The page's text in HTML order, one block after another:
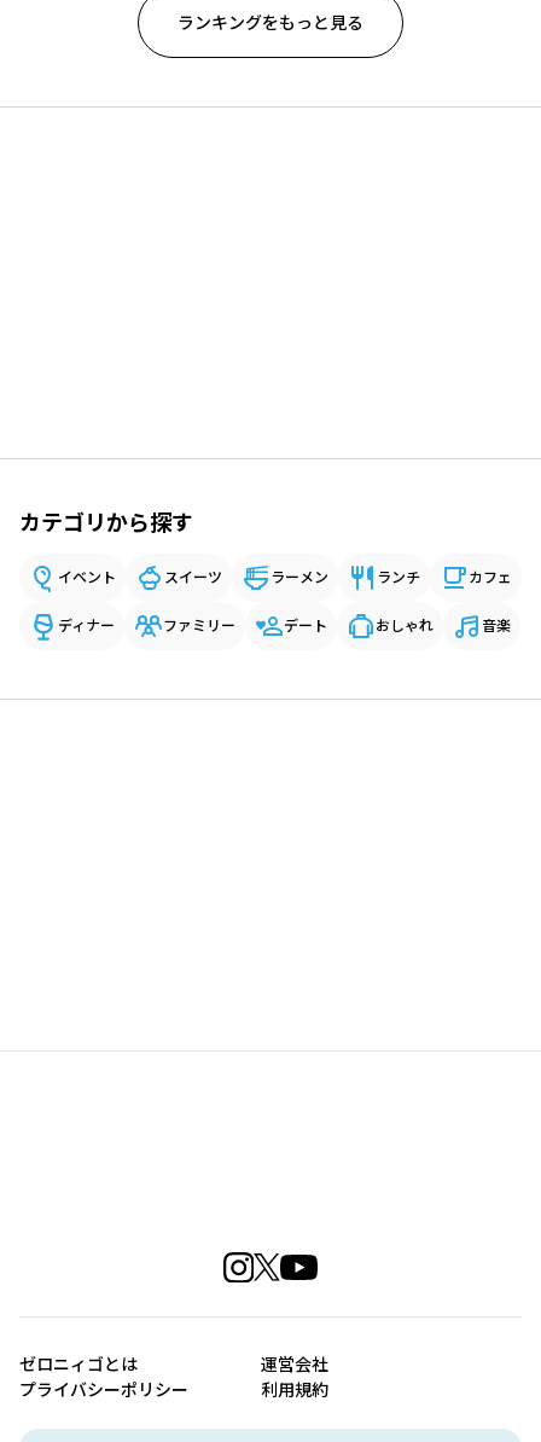
ランキングをもっと見る
カテゴリから探す
イベント スイーツ ラーメン ランチ カフェ
ディナー ファミリー デート おしゃれ 音楽
ゼロニィゴとは
運営会社
プライバシーポリシー
利用規約